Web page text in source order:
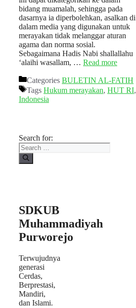
bidang muamalah, sehingga pada
dasarnya ia diperbolehkan, asalkan di
dalam media yang digunakan untuk
merayakan tidak melanggar aturan
agama dan norma sosial.
Sebagaimana Hadis Nabi shallallahu
‘alaihi wasallam, … Read more
Categories BULETIN AL-FATIH
Tags Hukum merayakan, HUT RI,
Indonesia
Search for:
SDKUB
Muhammadiyah
Purworejo
Terwujudnya
generasi
Cerdas,
Berprestasi,
Mandiri,
dan Islami.